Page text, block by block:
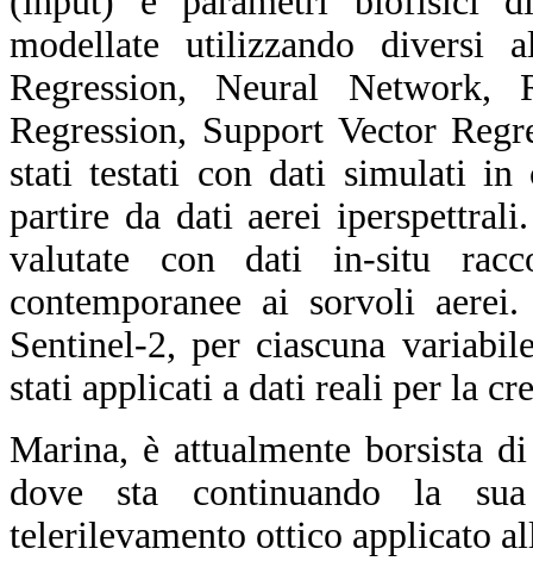
modellate utilizzando diversi
Regression, Neural Network,
Regression, Support Vector
stati testati con dati simulati in
partire da dati aerei
valutate con dati in-situ
contemporanee ai sorvoli
Sentinel-2, per ciascuna
stati applicati a dati reali per la
Marina, è attualmente borsista
dove sta continuando la
telerilevamento ottico applicato